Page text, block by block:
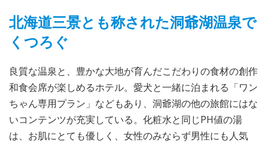
北海道三景とも称された洞爺湖温泉で
くつろぐ
良質な温泉と、豊かな大地が育んだこだわりの食材の創作
和食会席が楽しめるホテル。愛犬と一緒に泊まれる「ワン
ちゃん専用プラン」などもあり、洞爺湖の他の旅館にはな
いコンテンツが充実している。化粧水と同じPH値の湯
は、お肌にとても優しく、女性のみならず男性にも人気